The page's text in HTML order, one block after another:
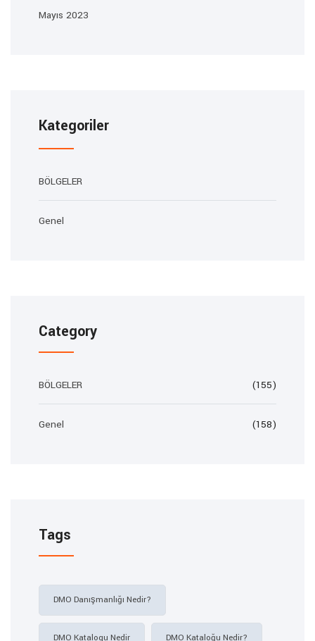
Mayıs 2023
Kategoriler
BÖLGELER
Genel
Category
BÖLGELER (155)
Genel (158)
Tags
DMO Danışmanlığı Nedir?
DMO Katalogu Nedir DMO Kataloğu Nedir?